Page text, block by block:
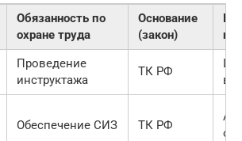
Обязанность по
охране труда
Основание
(закон)
Проведение
инструктажа
ТК РФ
Обеспечение СИЗ ТК РФ